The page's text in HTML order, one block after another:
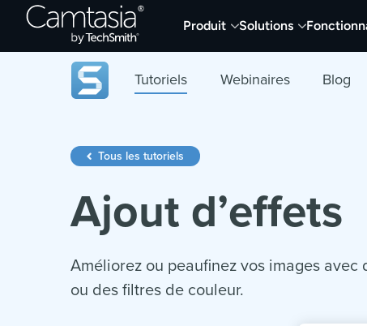
Passer
directement
Produit Solutions
Tutoriels Webinaires Blog
Tous les tutoriels
Ajout d’effets
Améliorez ou peaufinez vos images
ou des filtres de couleur.